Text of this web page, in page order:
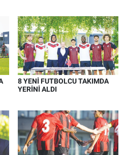
8 YENİ FUTBOLCU TAKIMDA
YERİNİ ALDI